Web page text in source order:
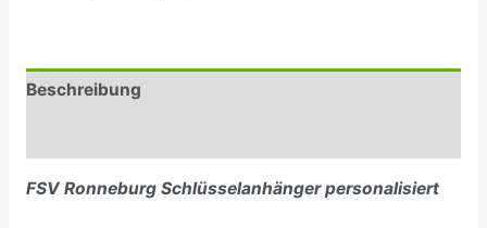
Beschreibung
FSV Ronneburg Schlüsselanhänger personalisiert